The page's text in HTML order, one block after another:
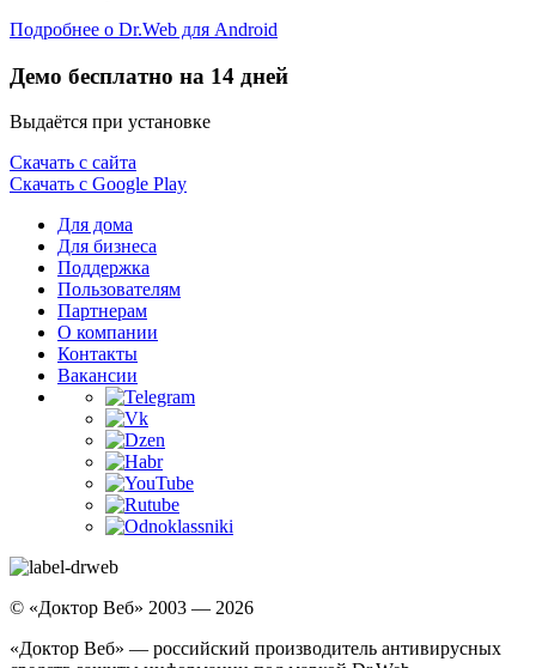
Подробнее о Dr.Web для Android
Демо бесплатно на 14 дней
Выдаётся при установке
Скачать с сайта
Скачать с Google Play
Для дома
Для бизнеса
Поддержка
Пользователям
Партнерам
О компании
Контакты
Вакансии
© «Доктор Веб» 2003 — 2026
«Доктор Веб» — российский производитель антивирусных